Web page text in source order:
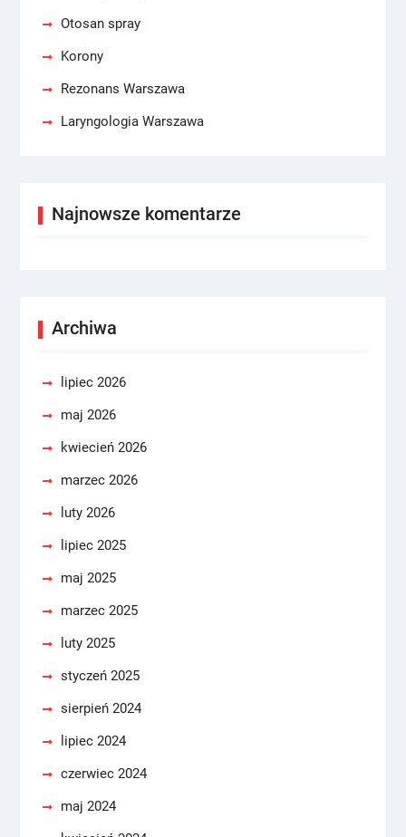
Otosan spray
Korony
Rezonans Warszawa
Laryngologia Warszawa
Najnowsze komentarze
Archiwa
lipiec 2026
maj 2026
kwiecień 2026
marzec 2026
luty 2026
lipiec 2025
maj 2025
marzec 2025
luty 2025
styczeń 2025
sierpień 2024
lipiec 2024
czerwiec 2024
maj 2024